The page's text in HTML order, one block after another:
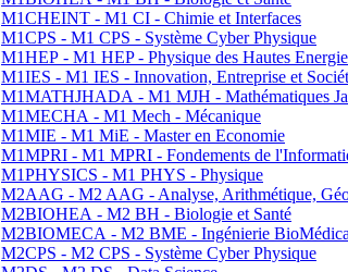
M1CHEINT - M1 CI - Chimie et Interfaces
M1CPS - M1 CPS - Système Cyber Physique
M1HEP - M1 HEP - Physique des Hautes
M1IES - M1 IES - Innovation, Entreprise et
M1MATHJHADA - M1 MJH - Mathématiques
M1MECHA - M1 Mech - Mécanique
M1MIE - M1 MiE - Master en Economie
M1MPRI - M1 MPRI - Fondements de
M1PHYSICS - M1 PHYS - Physique
M2AAG - M2 AAG - Analyse, Arithmétique,
M2BIOHEA - M2 BH - Biologie et Santé
M2BIOMECA - M2 BME - Ingénierie
M2CPS - M2 CPS - Système Cyber Physique